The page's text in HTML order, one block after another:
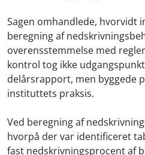
Sagen omhandlede, hvorvidt
beregning af
overensstemmelse med
kontrol tog ikke
delårsrapport, men byggede
instituttets praksis.
Ved beregning af
hvorpå der var identificeret
fast nedskrivningsprocent af